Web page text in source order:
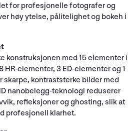
for profesjonelle fotografer og
høy ytelse, pålitelighet og bokeh i
konstruksjonen med 15 elementer i
HR-elementer, 3 ED-elementer og 1
kontraststerke bilder med
nanobelegg-teknologi reduserer
refleksjoner og ghosting, slik at
profesjonell klarhet.